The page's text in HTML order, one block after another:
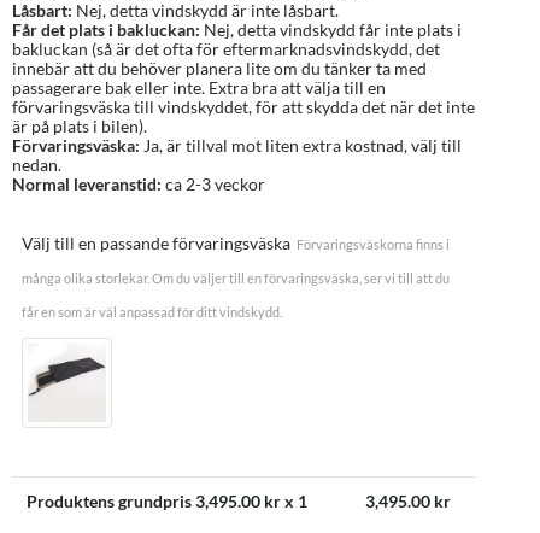
Låsbart: Nej, detta vindskydd är inte låsbart.
Får det plats i bakluckan: Nej, detta vindskydd får inte plats i
bakluckan (så är det ofta för eftermarknadsvindskydd, det
innebär att du behöver planera lite om du tänker ta med
passagerare bak eller inte. Extra bra att välja till en
förvaringsväska till vindskyddet, för att skydda det när det inte
är på plats i bilen).
Förvaringsväska: Ja, är tillval mot liten extra kostnad, välj till
nedan.
Normal leveranstid: ca 2-3 veckor
Välj till en passande förvaringsväska Förvaringsväskorna finns i
många olika storlekar. Om du väljer till en förvaringsväska, ser vi till att du
får en som är väl anpassad för ditt vindskydd.
Produktens grundpris3,495.00 kr x 1 3,495.00 kr